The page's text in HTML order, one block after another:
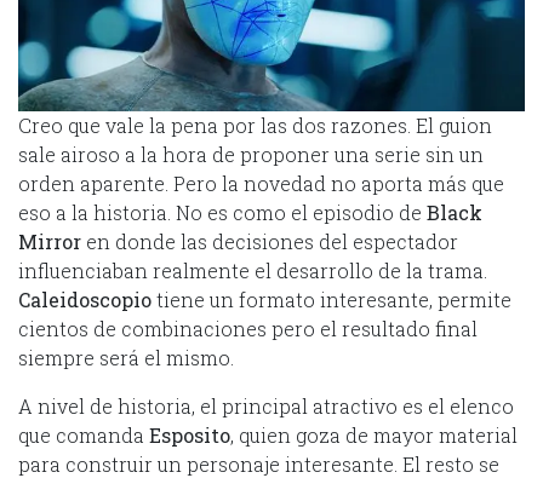
Creo que vale la pena por las dos razones. El guion
sale airoso a la hora de proponer una serie sin un
orden aparente. Pero la novedad no aporta más que
eso a la historia. No es como el episodio de Black
Mirror en donde las decisiones del espectador
influenciaban realmente el desarrollo de la trama.
Caleidoscopiotiene un formato interesante, permite
cientos de combinaciones pero el resultado final
siempre será el mismo.
A nivel de historia, el principal atractivo es el elenco
que comanda Esposito, quien goza de mayor material
para construir un personaje interesante. El resto se